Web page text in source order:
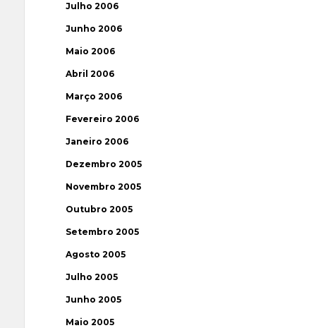
Julho 2006
Junho 2006
Maio 2006
Abril 2006
Março 2006
Fevereiro 2006
Janeiro 2006
Dezembro 2005
Novembro 2005
Outubro 2005
Setembro 2005
Agosto 2005
Julho 2005
Junho 2005
Maio 2005